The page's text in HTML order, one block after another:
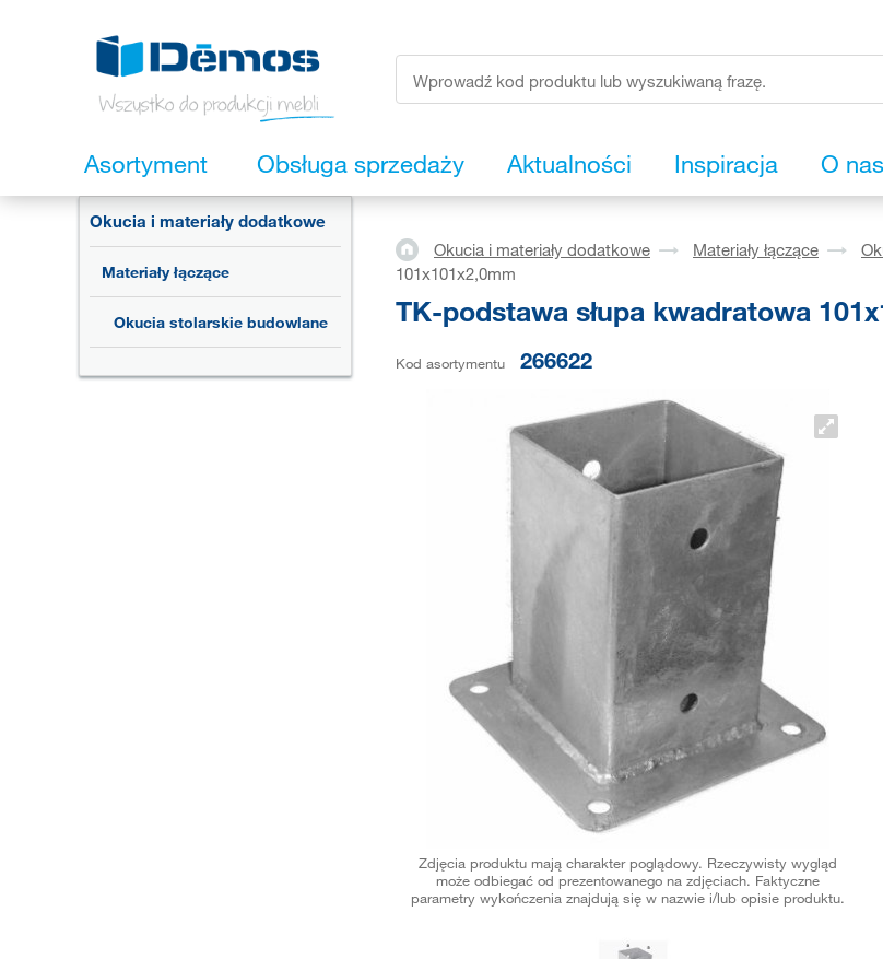
Asortyment Obsługa sprzedaży Aktualności Inspiracja O nas
Okucia i materiały dodatkowe
Materiały łączące
Okucia stolarskie budowlane
Okucia i materiały dodatkowe Materiały łączące
101x101x2,0mm
TK-podstawa słupa kwadratowa
Kod asortymentu 266622
Zdjęcia produktu mają charakter poglądowy. Rzeczywisty wygląd
może odbiegać od prezentowanego na zdjęciach. Faktyczne
parametry wykończenia znajdują się w nazwie i/lub opisie produktu.